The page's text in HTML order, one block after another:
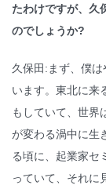
たわけですが、久
のでしょうか?
久保田:まず、僕
います。東北に来
もしていて、世界
が変わる渦中に生
る頃に、起業家セ
っていて、それに